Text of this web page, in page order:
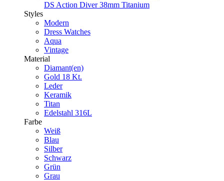
DS Action Diver 38mm Titanium
Styles
Modern
Dress Watches
Aqua
Vintage
Material
Diamant(en)
Gold 18 Kt.
Leder
Keramik
Titan
Edelstahl 316L
Farbe
Weiß
Blau
Silber
Schwarz
Grün
Grau